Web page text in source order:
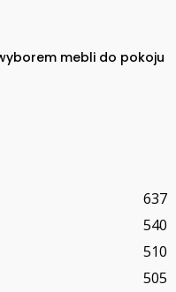
mebli do pokoju
637
540
510
505